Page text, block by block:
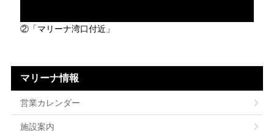
②「マリーナ湾口付近」
マリーナ情報
営業カレンダー
施設案内